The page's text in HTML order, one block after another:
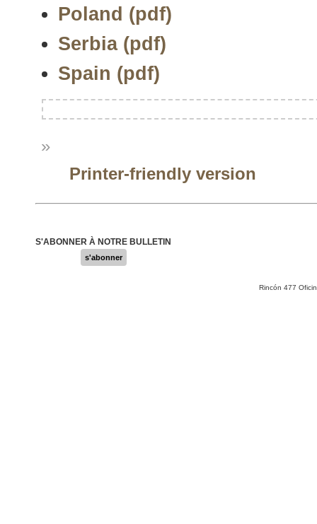
Poland (pdf)
Serbia (pdf)
Spain (pdf)
»
Printer-friendly version
S'ABONNER À NOTRE BULLETIN
s'abonner
Rincón 477